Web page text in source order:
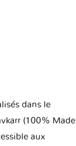
dans le
(100% Made
aux